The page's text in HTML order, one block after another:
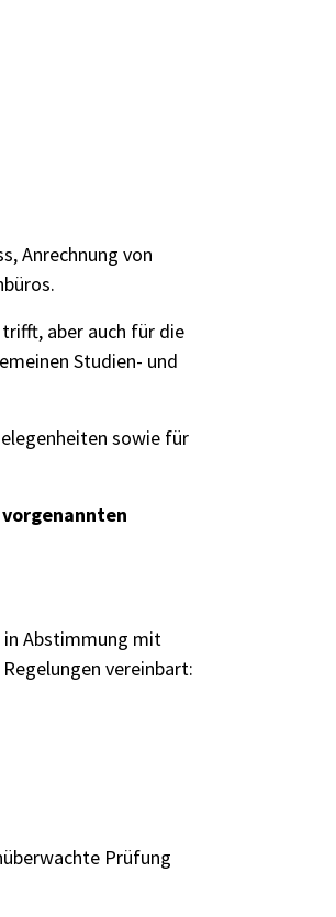
Anrechnung von
.
aber auch für die
Studien- und
sowie für
in Abstimmung mit
vereinbart:
Prüfung